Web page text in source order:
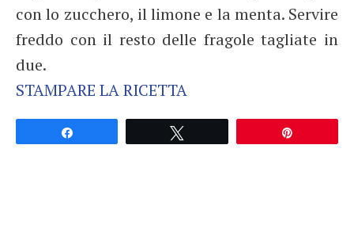
con lo zucchero, il limone e la menta. Servire
freddo con il resto delle fragole tagliate in
due.
STAMPARE LA RICETTA